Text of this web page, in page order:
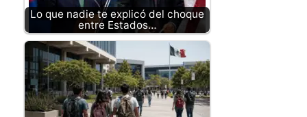
Lo que nadie te explicó del choque
entre Estados…